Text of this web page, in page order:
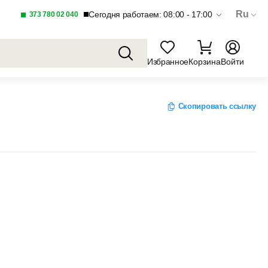
373 780 02 040 Сегодня работаем: 08:00 - 17:00 Ru
ИзбранноеКорзинаВойти
Скопировать ссылку